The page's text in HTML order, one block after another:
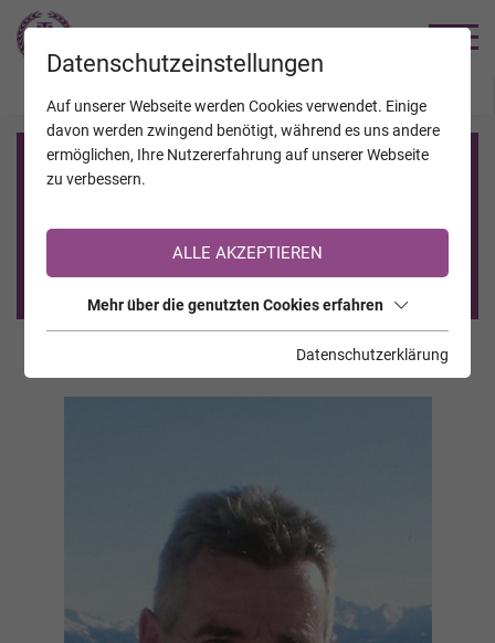
Registrierung auf TrauerHilfe.it
Sie sind noch nicht auf TrauerHilfe.it registriert?
>> zur kostenlosen Registrierung <<
Datenschutzeinstellungen
Auf unserer Webseite werden Cookies verwendet. Einige
davon werden zwingend benötigt, während es uns andere
ermöglichen, Ihre Nutzererfahrung auf unserer Webseite
zu verbessern.
ALLE AKZEPTIEREN
Mehr über die genutzten Cookies erfahren
Datenschutzerklärung
JAHRESTAGE KALENDER VERSTORBENE